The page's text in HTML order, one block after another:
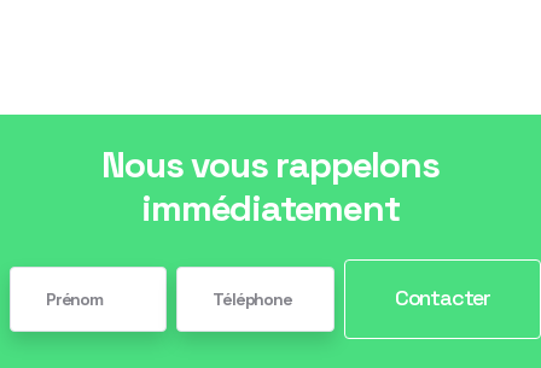
Nous vous rappelons
immédiatement
Contacter